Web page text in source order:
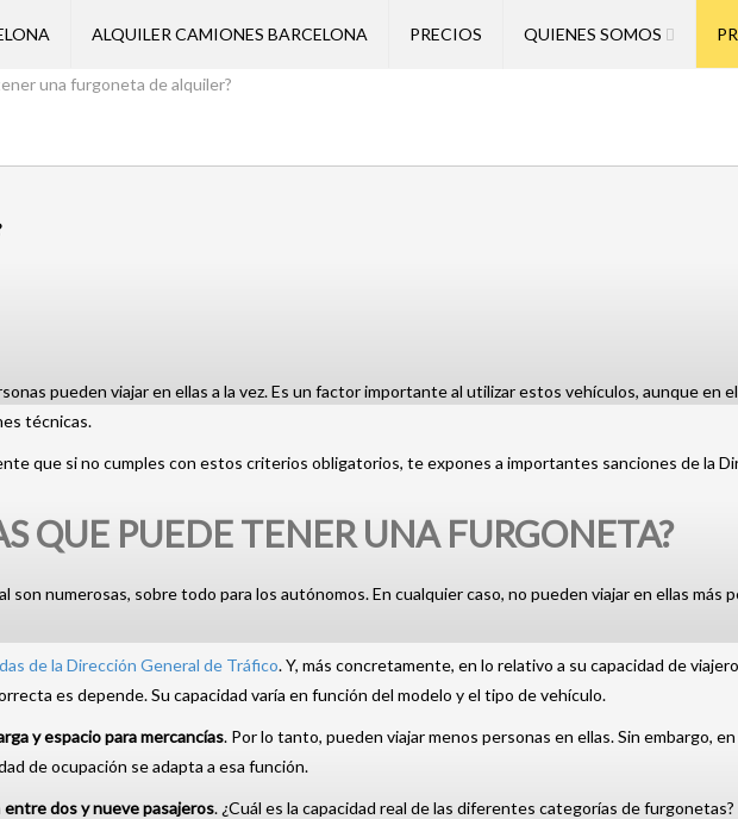
ALQUILER CAMIONES BARCELONA PRECIOS QUIENES SOMOS
una furgoneta de alquiler?
pueden viajar en ellas a la vez. Es un factor importante al utilizar estos vehículos, aunque en
técnicas.
que si no cumples con estos criterios obligatorios, te expones a importantes sanciones de la
QUE PUEDE TENER UNA FURGONETA?
son numerosas, sobre todo para los autónomos. En cualquier caso, no pueden viajar en ellas más
de la Dirección General de Tráfico. Y, más concretamente, en lo relativo a su capacidad de
es depende. Su capacidad varía en función del modelo y el tipo de vehículo.
y espacio para mercancías. Por lo tanto, pueden viajar menos personas en ellas. Sin embargo,
de ocupación se adapta a esa función.
entre dos y nueve pasajeros. ¿Cuál es la capacidad real de las diferentes categorías de furgonetas?